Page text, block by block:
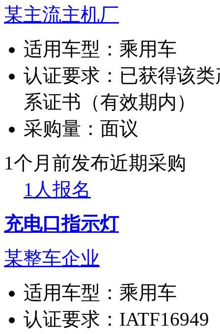
某主流主机厂
适用车型： 乘用车
认证要求： 已获得该类
系证书（有效期内）
采购量： 面议
1个月前发布近期采购
1人报名
充电口指示灯
某整车企业
适用车型： 乘用车
认证要求： IATF16949